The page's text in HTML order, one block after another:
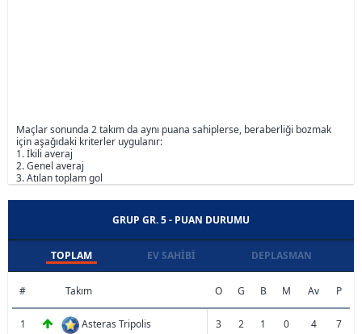
Maçlar sonunda 2 takım da aynı puana sahiplerse, beraberliği bozmak
için aşağıdaki kriterler uygulanır:
1. İkili averaj
2. Genel averaj
3. Atılan toplam gol
GRUP GR. 5 - PUAN DURUMU
TOPLAM EV SAHIBI DEPLASMAN
# Takım O G B M Av P
1 Asteras Tripolis 3 2 1 0 4 7